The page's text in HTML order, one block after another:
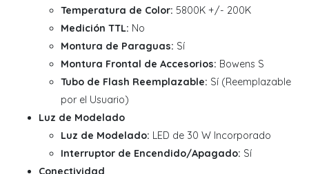
Temperatura de Color: 5800K +/- 200K
Medición TTL: No
Montura de Paraguas: Sí
Montura Frontal de Accesorios: Bowens S
Tubo de Flash Reemplazable: Sí (Reemplazable
por el Usuario)
Luz de Modelado
Luz de Modelado: LED de 30 W Incorporado
Interruptor de Encendido/Apagado: Sí